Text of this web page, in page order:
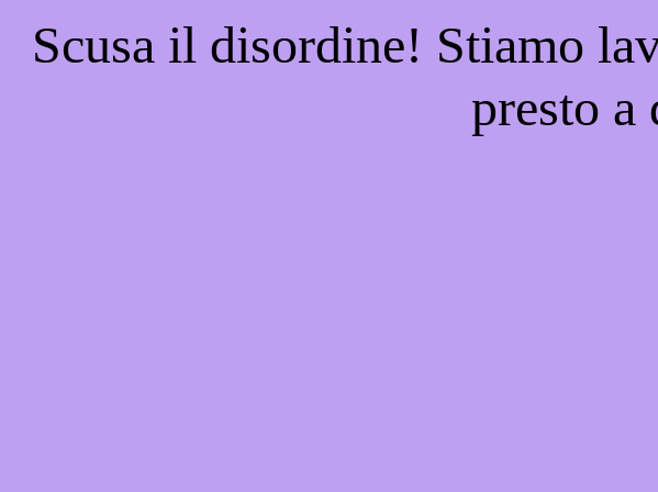
Scusa il disordine! Stiamo
presto a